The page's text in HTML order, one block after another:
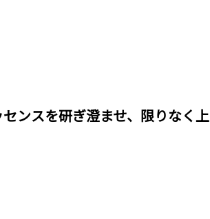
ンスを研ぎ澄ませ、限りなく上